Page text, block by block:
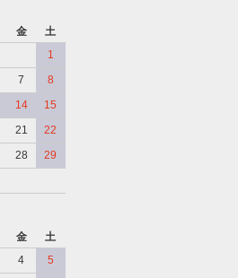
金
土
1
7
8
14
15
21
22
28
29
金
土
4
5